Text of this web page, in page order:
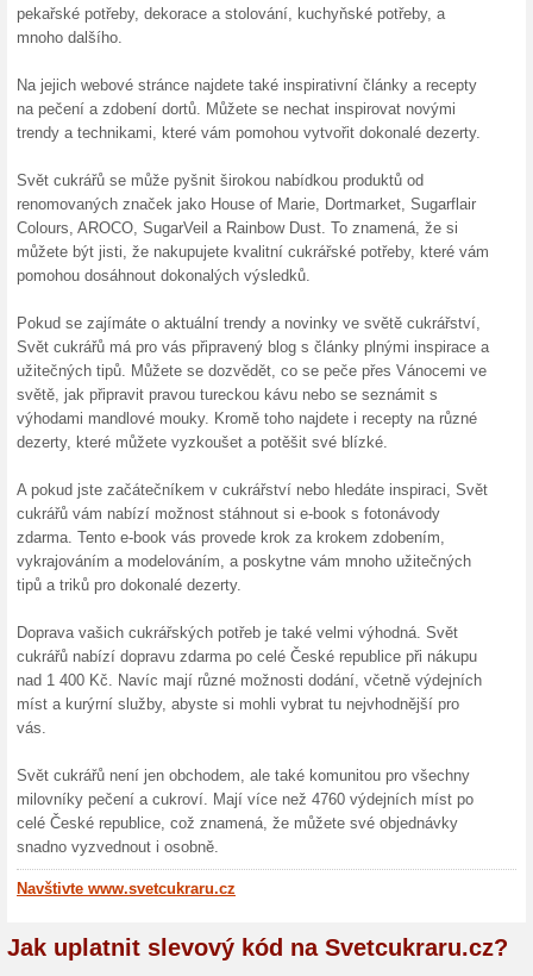
nebo třeba pravým
kytičky, lístečky a modelovací
Skončené nabídky... (12x)
Více o
Nakupování na
Pokud patříte mezi ty, kteří
zdobení dortů, máme pro
najdete všechny cukrářské
se o eshop Svět cukrářů.
vánoční sezónu.